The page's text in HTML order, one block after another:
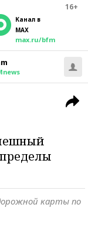
16+
Канал в
MAX
max.ru/bfm
карты по